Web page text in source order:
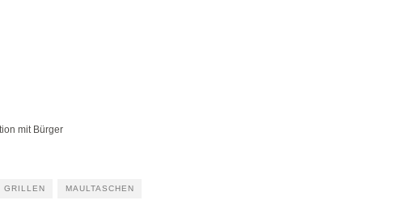
mit Bürger
GRILLEN MAULTASCHEN